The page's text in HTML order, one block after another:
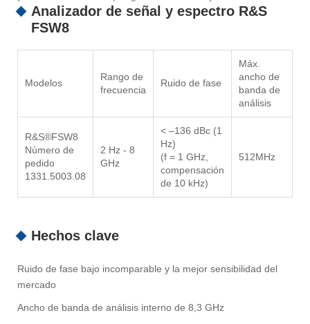
Analizador de señal y espectro R&S
FSW8
Modelos
Rango de
frecuencia
Ruido de fase
Máx.
ancho de
banda de
análisis
R&S®FSW8
Número de
pedido
1331.5003.08
2 Hz - 8
GHz
< –136 dBc (1
Hz)
(f = 1 GHz,
compensación
de 10 kHz)
512MHz
Hechos clave
Ruido de fase bajo incomparable y la mejor sensibilidad del
mercado
Ancho de banda de análisis interno de 8,3 GHz